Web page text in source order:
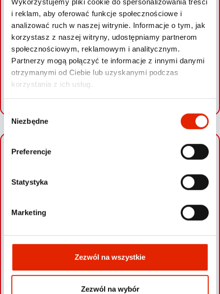
Wykorzystujemy pliki cookie do spersonalizowania treści
i reklam, aby oferować funkcje społecznościowe i
analizować ruch w naszej witrynie. Informacje o tym, jak
korzystasz z naszej witryny, udostępniamy partnerom
społecznościowym, reklamowym i analitycznym.
Partnerzy mogą połączyć te informacje z innymi danymi
otrzymanymi od Ciebie lub uzyskanymi podczas
korzystania z ich usług.
W
b
Niezbędne
Preferencje
Statystyka
Marketing
Zezwól na wszystkie
Zezwól na wybór
Początkowo jechało ono 140 km/h po autostradzie A1, ale
potem już ponad 280 km/h po drodze ekspresowej S5. Złodziej
w pewnym momencie porzucił auto. Podaliśmy
funkcjonariuszom dokładną lokalizację 911, a policjanci
odnaleźli pojazd.
+